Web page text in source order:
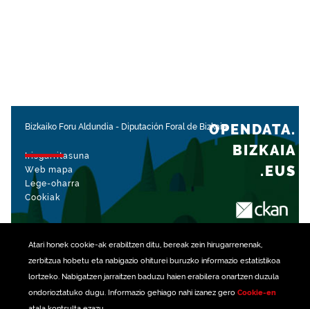
Atari honek cookie-ak erabiltzen ditu, bereak zein hirugarrenenak,
zerbitzua hobetu eta nabigazio ohiturei buruzko informazio estatistikoa
lortzeko. Nabigatzen jarraitzen baduzu haien erabilera onartzen duzula
ondorioztatuko dugu. Informazio gehiago nahi izanez gero Cookie-en
Bizkaiko Foru Aldundia - Diputación Foral de Bizkaia
Irisgarritasuna
Web mapa
Lege-oharra
Cookiak
OPENDATA.
BIZKAIA
.EUS